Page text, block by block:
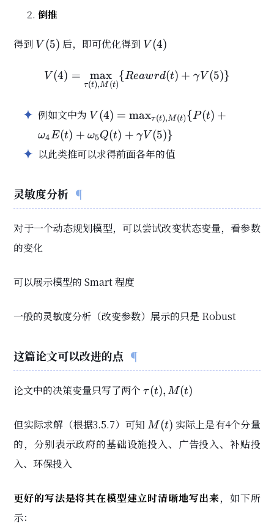
倒推
得到 V(5)
V (5) 后，即可优化得到 V(4)
V (4)
V(4) = \max_{\tau(t),
V (4) =
τ(t),M (t)
max {Reawrd(t) + γV (5)}
例如文中为 V(4) =
\max_{\tau(t),
M(t)} \{ P(t)
+ \omega_4
V(5)\}
V (4) = maxτ(t),M (t){P(t) +
ω4E(t) + ω5Q(t) + γV (5)}
以此类推可以求得前面各年的值
灵敏度分析
对于一个动态规划模型，可以尝试改变状态变量，看参数
的变化
可以展示模型的 Smart 程度
一般的灵敏度分析（改变参数）展示的只是 Robust
这篇论文可以改进的点
论文中的决策变量只写了两个\tau(t),
M(t)
τ(t), M(t)
但实际求解（根据3.5.7）可知M(t)
M (t) 实际上是有4个分量
的，分别表示政府的基础设施投入、广告投入、补贴投
入、环保投入
更好的写法是将其在模型建立时清晰地写出来，如下所
示：